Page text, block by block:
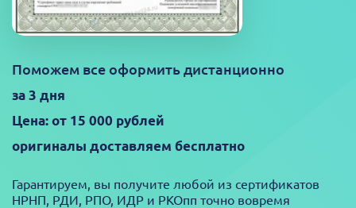
Поможем все оформить дистанционно
за 3 дня
Цена: от 15 000 рублей
оригиналы доставляем бесплатно
Гарантируем, вы получите любой из сертификатов
НРНП, РДИ, РПО, ИДР и РКОпп точно вовремя